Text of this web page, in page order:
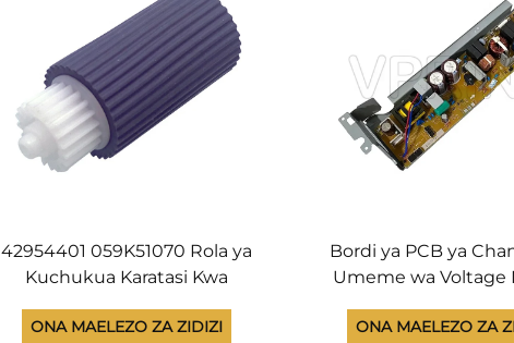
42954401 059K51070 Rola ya
Kuchukua Karatasi Kwa
Mbele kwa OKI C910 C911 C931
ONA MAELEZO ZA ZIDIZI
Bordi ya PCB ya
Umeme wa Voltage
MFP M454 M479,
ONA MAELEZO ZA